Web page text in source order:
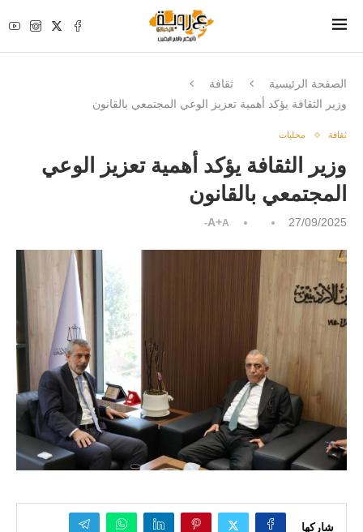
الصفحة الرئيسية
ثقافة
وزير الثقافة يؤكد أهمية تعزيز الوعي المجتمعي بالقانون
ثقافة محليات
وزير الثقافة يؤكد أهمية تعزيز الوعي
المجتمعي بالقانون
27/09/2025
A+A-
شاركها